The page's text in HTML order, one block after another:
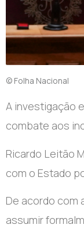
© Folha Nacional
A investigação
combate aos
Ricardo Leitão
com o Estado
De acordo com
assumir